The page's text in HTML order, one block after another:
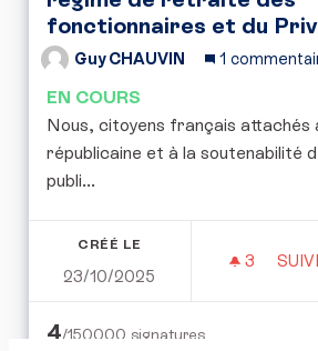
fonctionnaires et du
Guy CHAUVIN 1
EN COURS
Nous, citoyens français attachés
républicaine et à la soutenabilité
publi...
CRÉÉ LE
23/10/2025
3 3
4/150000 signatures